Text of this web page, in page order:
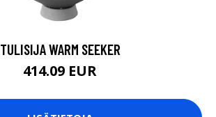
TULISIJA WARM SEEKER
414.09 EUR